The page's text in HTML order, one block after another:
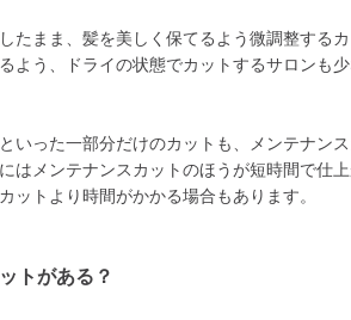
たまま、髪を美しく保てるよう微調整する
よう、ドライの状態でカットするサロンも
いった一部分だけのカットも、メンテナンス
はメンテナンスカットのほうが短時間で仕上
ットより時間がかかる場合もあります。
トがある？